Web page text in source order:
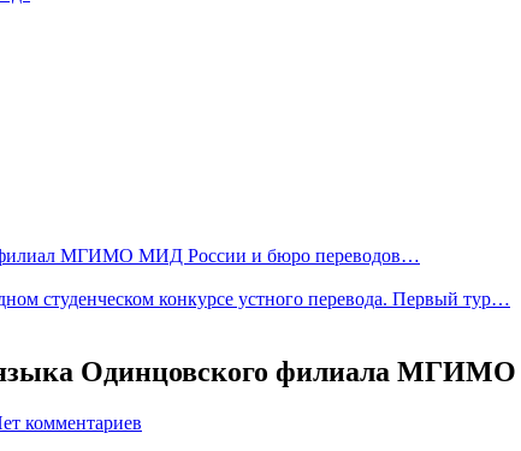
филиал МГИМО МИД России и бюро переводов…
студенческом конкурсе устного перевода. Первый тур…
Одинцовского филиала
комментариев